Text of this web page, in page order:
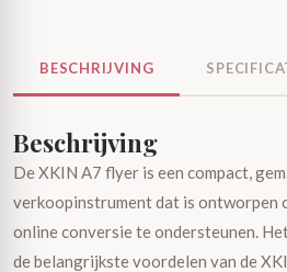
BESCHRIJVING
Beschrijving
De XKIN A7 flyer is een compact,
verkoopinstrument dat is ontworpen
online conversie te ondersteunen.
de belangrijkste voordelen van de